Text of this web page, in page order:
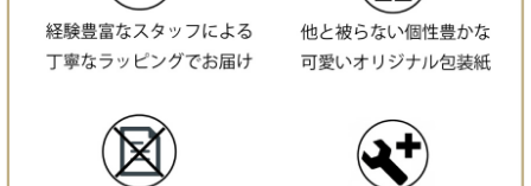
テント／ハンガー／ラック／ベッド
■名入れオプション
価格で選ぶ:¥3001〜¥5000